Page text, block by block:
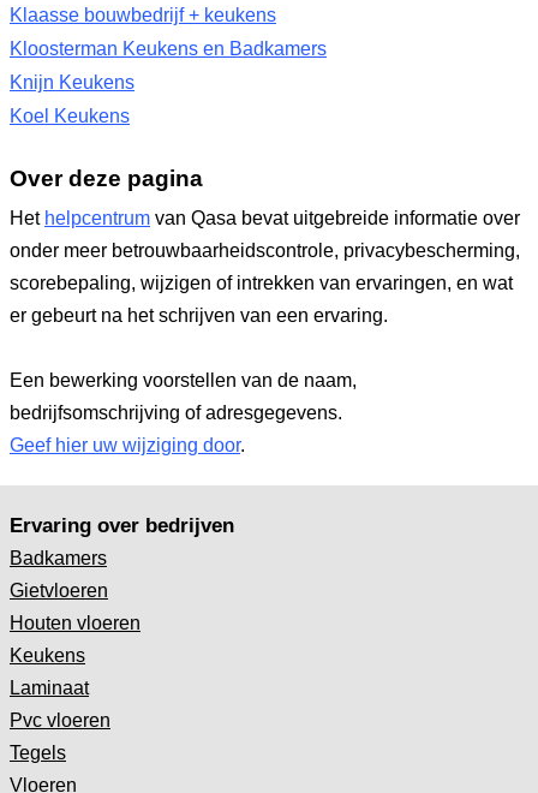
Klaasse bouwbedrijf + keukens
Kloosterman Keukens en Badkamers
Knijn Keukens
Koel Keukens
Over deze pagina
Het helpcentrum van Qasa bevat uitgebreide informatie over
onder meer betrouwbaarheidscontrole, privacybescherming,
scorebepaling, wijzigen of intrekken van ervaringen, en wat
er gebeurt na het schrijven van een ervaring.
Een bewerking voorstellen van de naam,
bedrijfsomschrijving of adresgegevens.
Geef hier uw wijziging door.
Ervaring over bedrijven
Badkamers
Gietvloeren
Houten vloeren
Keukens
Laminaat
Pvc vloeren
Tegels
Vloeren